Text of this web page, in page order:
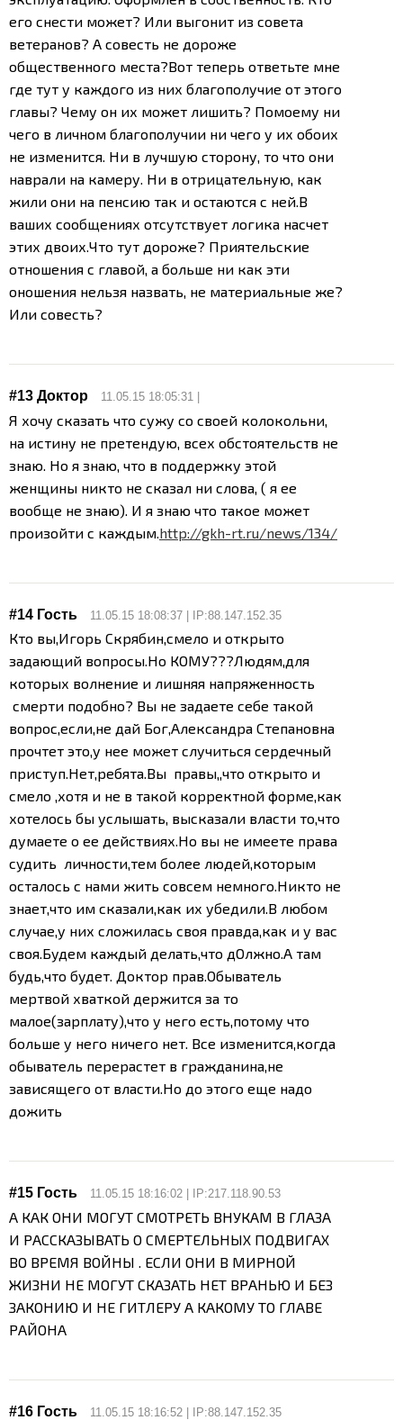
его снести может? Или выгонит из совета
ветеранов? А совесть не дороже
общественного места?Вот теперь ответьте мне
где тут у каждого из них благополучие от этого
главы? Чему он их может лишить? Помоему ни
чего в личном благополучии ни чего у их обоих
не изменится. Ни в лучшую сторону, то что они
наврали на камеру. Ни в отрицательную, как
жили они на пенсию так и остаются с ней.В
ваших сообщениях отсутствует логика насчет
этих двоих.Что тут дороже? Приятельские
отношения с главой, а больше ни как эти
оношения нельзя назвать, не материальные же?
Или совесть?
#13 Доктор 11.05.15 18:05:31 |
Я хочу сказать что сужу со своей колокольни,
на истину не претендую, всех обстоятельств не
знаю. Но я знаю, что в поддержку этой
женщины никто не сказал ни слова, ( я ее
вообще не знаю). И я знаю что такое может
произойти с каждым. http://gkh-rt.ru/news/134/
#14 Гость 11.05.15 18:08:37 | IP:88.147.152.35
Кто вы,Игорь Скрябин,смело и открыто
задающий вопросы.Но КОМУ???Людям,для
которых волнение и лишняя напряженность
смерти подобно? Вы не задаете себе такой
вопрос,если,не дай Бог,Александра Степановна
прочтет это,у нее может случиться сердечный
приступ.Нет,ребята.Вы правы,,что открыто и
смело ,хотя и не в такой корректной форме,как
хотелось бы услышать, высказали власти то,что
думаете о ее действиях.Но вы не имеете права
судить личности,тем более людей,которым
осталось с нами жить совсем немного.Никто не
знает,что им сказали,как их убедили.В любом
случае,у них сложилась своя правда,как и у вас
своя.Будем каждый делать,что дОлжно.А там
будь,что будет. Доктор прав.Обыватель
мертвой хваткой держится за то
малое(зарплату),что у него есть,потому что
больше у него ничего нет. Все изменится,когда
обыватель перерастет в гражданина,не
зависящего от власти.Но до этого еще надо
дожить
#15 Гость 11.05.15 18:16:02 | IP:217.118.90.53
А КАК ОНИ МОГУТ СМОТРЕТЬ ВНУКАМ В ГЛАЗА
И РАССКАЗЫВАТЬ О СМЕРТЕЛЬНЫХ ПОДВИГАХ
ВО ВРЕМЯ ВОЙНЫ . ЕСЛИ ОНИ В МИРНОЙ
ЖИЗНИ НЕ МОГУТ СКАЗАТЬ НЕТ ВРАНЬЮ И БЕЗ
ЗАКОНИЮ И НЕ ГИТЛЕРУ А КАКОМУ ТО ГЛАВЕ
РАЙОНА
#16 Гость 11.05.15 18:16:52 | IP:88.147.152.35